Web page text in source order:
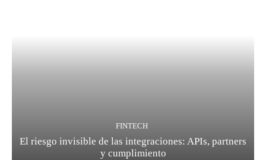
FINTECH
El riesgo invisible de las integraciones: APIs, partners
y cumplimiento